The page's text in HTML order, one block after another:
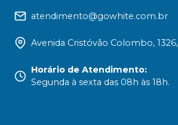
atendimento@gowhite.com.br
Avenida Cristóvão Colombo,
Horário de Atendimento:
Segunda à sexta das 08h às 18h.